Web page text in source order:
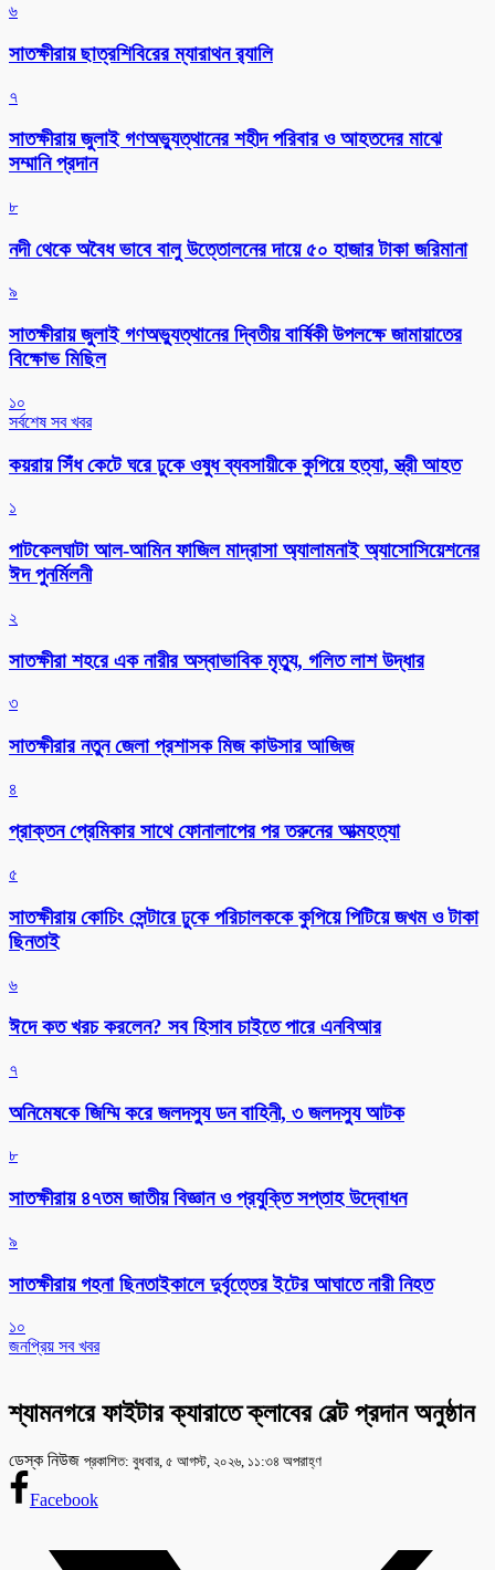
৬
সাতক্ষীরায় ছাত্রশিবিরের ম্যারাথন র‌্যালি
৭
সাতক্ষীরায় জুলাই গণঅভ্যুত্থানের শহীদ পরিবার ও আহতদের মাঝে
সম্মানি প্রদান
৮
নদী থেকে অবৈধ ভাবে বালু উত্তোলনের দায়ে ৫০ হাজার টাকা জরিমানা
৯
সাতক্ষীরায় জুলাই গণঅভ্যুত্থানের দ্বিতীয় বার্ষিকী উপলক্ষে জামায়াতের
বিক্ষোভ মিছিল
১০
সর্বশেষ সব খবর
কয়রায় সিঁধ কেটে ঘরে ঢুকে ওষুধ ব্যবসায়ীকে কুপিয়ে হত্যা, স্ত্রী আহত
১
পাটকেলঘাটা আল-আমিন ফাজিল মাদ্রাসা অ্যালামনাই অ্যাসোসিয়েশনের
ঈদ পুনর্মিলনী
২
সাতক্ষীরা শহরে এক নারীর অস্বাভাবিক মৃত্যু, গলিত লাশ উদ্ধার
৩
সাতক্ষীরার নতুন জেলা প্রশাসক মিজ কাউসার আজিজ
৪
প্রাক্তন প্রেমিকার সাথে ফোনালাপের পর তরুনের আত্মহত্যা
৫
সাতক্ষীরায় কোচিং সেন্টারে ঢুকে পরিচালককে কুপিয়ে পিটিয়ে জখম ও টাকা
ছিনতাই
৬
ঈদে কত খরচ করলেন? সব হিসাব চাইতে পারে এনবিআর
৭
অনিমেষকে জিম্মি করে জলদস্যু ডন বাহিনী, ৩ জলদস্যু আটক
৮
সাতক্ষীরায় ৪৭তম জাতীয় বিজ্ঞান ও প্রযুক্তি সপ্তাহ উদ্বোধন
৯
সাতক্ষীরায় গহনা ছিনতাইকালে দুর্বৃত্তের ইটের আঘাতে নারী নিহত
১০
জনপ্রিয় সব খবর
শ্যামনগরে ফাইটার ক্যারাতে ক্লাবের বেল্ট প্রদান অনুষ্ঠান
ডেস্ক নিউজ প্রকাশিত: বুধবার, ৫ আগস্ট, ২০২৬, ১১:৩৪ অপরাহ্ণ
Facebook